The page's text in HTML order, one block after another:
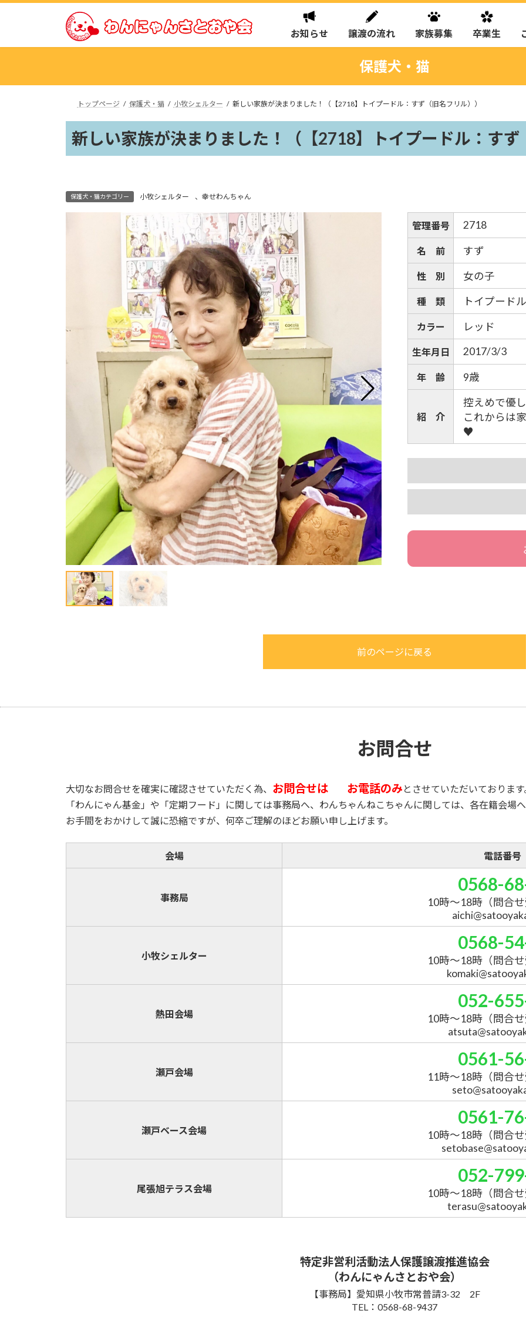
お知らせ 譲渡の流れ 家族募集 卒業生
保護犬・猫
トップページ 保護犬・猫 小牧シェルター 新しい家族が決まりました！（【2718】トイプードル：すず（旧名フリル））
新しい家族が決まりました！（【2718】トイプードル：すず
保護犬・猫カテゴリー 小牧シェルター 、 幸せわんちゃん
管理番号 2718
名 前 すず
性 別 女の子
種 類 トイプードル
カラー レッド
生年月日 2017/3/3
年 齢 9歳
紹 介
控えめで優
これからは
♥
前のページに戻る
お問合せ
大切なお問合せを確実に確認させていただく為、 お問合せは お電話のみ とさせていただいております
「わんにゃん基金」や「定期フード」に関しては事務局へ、わんちゃんねこちゃんに関しては、各在籍会場へ
お手間をおかけして誠に恐縮ですが、何卒ご理解のほどお願い申し上げます。
会場 電話番号
事務局
0568-
10時～18時 （問合
小牧シェルター
0568-
10時～18時 （問合
熱田会場
052-
10時～18時 （問合
瀬戸会場
0561-
11時～18時 （問合
瀬戸ベース会場
0561-
10時～18時 （問合
尾張旭テラス会場
052-
10時～18時 （問合
特定非営利活動法人保護譲渡推進協会
（わんにゃんさとおや会）
【事務局】愛知県小牧市常普請3-32 2F
TEL：0568-68-9437